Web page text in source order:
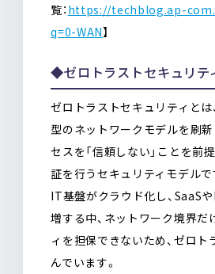
覧： https://techblog.ap-
q=0-WAN】
◆ゼロトラストセキュリテ
ゼロトラストセキュリティとは
型のネットワークモデルを刷新
セスを「信頼しない」ことを前
証を行うセキュリティモデルで
IT基盤がクラウド化し、SaaS
増する中、ネットワーク境界だ
ィを担保できないため、ゼロト
んでいます。